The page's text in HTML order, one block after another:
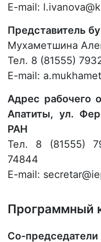
E-mail:
Представитель
Мухаметшина
Тел. 8 (81555)
E-mail:
Адрес рабочего
Апатиты, ул.
РАН
Тел. 8 (81555)
74844
E-mail:
Программный
Cо-председатели